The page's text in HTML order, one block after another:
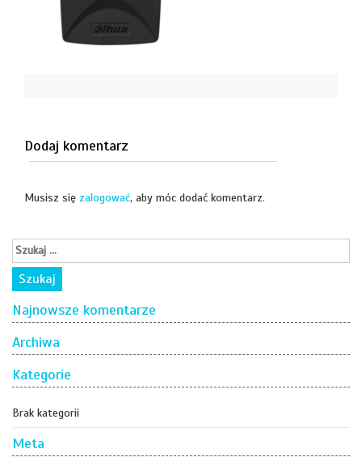
Dodaj komentarz
Musisz się zalogować, aby móc dodać komentarz.
Najnowsze komentarze
Archiwa
Kategorie
Brak kategorii
Meta